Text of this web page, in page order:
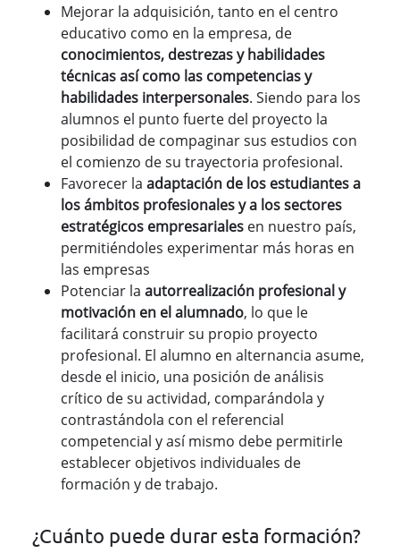
Mejorar la adquisición, tanto en el centro
educativo como en la empresa, de
conocimientos, destrezas y habilidades
técnicas así como las competencias y
habilidades interpersonales. Siendo para los
alumnos el punto fuerte del proyecto la
posibilidad de compaginar sus estudios con
el comienzo de su trayectoria profesional.
Favorecer la adaptación de los estudiantes a
los ámbitos profesionales y a los sectores
estratégicos empresariales en nuestro país,
permitiéndoles experimentar más horas en
las empresas
Potenciar la autorrealización profesional y
motivación en el alumnado, lo que le
facilitará construir su propio proyecto
profesional. El alumno en alternancia asume,
desde el inicio, una posición de análisis
crítico de su actividad, comparándola y
contrastándola con el referencial
competencial y así mismo debe permitirle
establecer objetivos individuales de
formación y de trabajo.
¿Cuánto puede durar esta formación?